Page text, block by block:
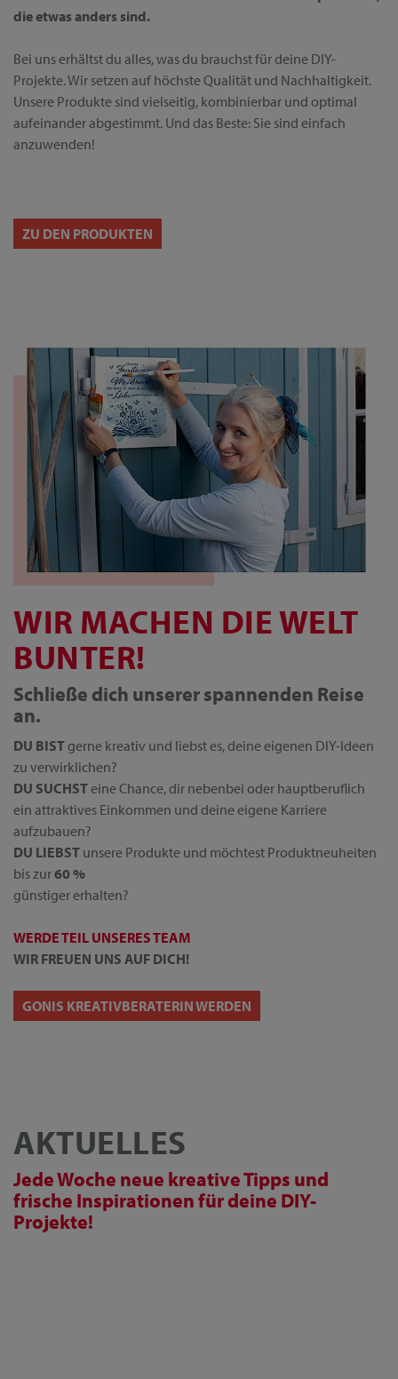
die etwas anders sind.
Bei uns erhältst du alles, was du brauchst für deine DIY-
Projekte. Wir setzen auf höchste Qualität und Nachhaltigkeit.
Unsere Produkte sind vielseitig, kombinierbar und optimal
aufeinander abgestimmt. Und das Beste: Sie sind einfach
anzuwenden!
ZU DEN PRODUKTEN
WIR MACHEN DIE WELT
BUNTER!
Schließe dich unserer spannenden Reise
an.
DU BISTgerne kreativ und liebst es, deine eigenen DIY-Ideen
zu verwirklichen?
DU SUCHSTeine Chance, dir nebenbei oder hauptberuflich
ein attraktives Einkommen und deine eigene Karriere
aufzubauen?
DU LIEBST unsere Produkte und möchtest Produktneuheiten
bis zur60 %
günstiger erhalten?
WERDE TEIL UNSERES TEAM
WIR FREUEN UNS AUF DICH!
GONIS KREATIVBERATERIN WERDEN
AKTUELLES
Jede Woche neue kreative Tipps und
frische Inspirationen für deine DIY-
Projekte!